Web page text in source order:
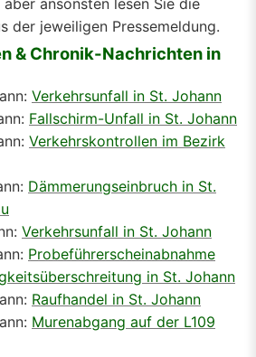
der jeweiligen Pressemeldung.
& Chronik-Nachrichten in
Verkehrsunfall in St. Johann
Fallschirm-Unfall in St. Johann
Verkehrskontrollen im Bezirk
Dämmerungseinbruch in St.
Verkehrsunfall in St. Johann
Probeführerscheinabnahme
in St. Johann
Raufhandel in St. Johann
Murenabgang auf der L109